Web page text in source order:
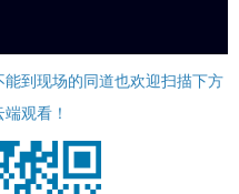
到现场的同道也欢迎扫描下方
观看！